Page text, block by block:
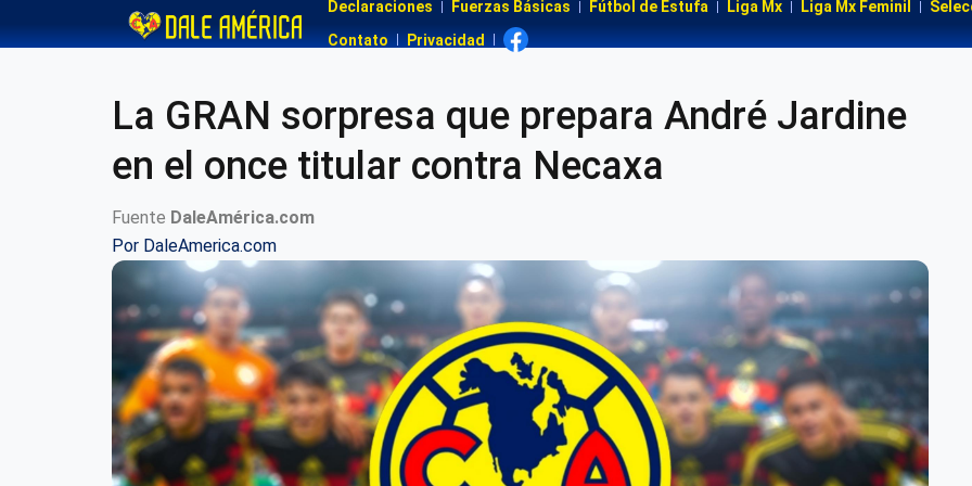
Declaraciones Fuerzas Básicas Fútbol de Estufa Liga Mx Liga Mx Feminil
Contato
Privacidad
La GRAN sorpresa que prepara André Jardine
en el once titular contra Necaxa
Fuente DaleAmérica.com
Por DaleAmerica.com